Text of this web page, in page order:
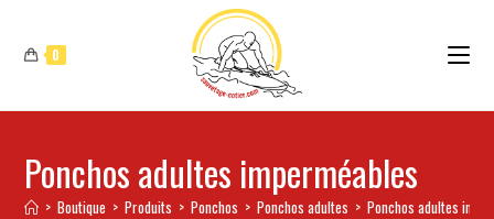
0
Ponchos adultes imperméables
> Boutique > Produits > Ponchos > Ponchos adultes > Ponchos adultes